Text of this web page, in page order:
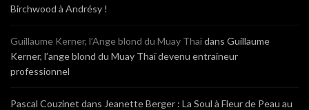
Birchwood à Andrésy !
Guillaume Kerner, l’Ange blond du Muay Thaïdans Guillaume
Kerner, l’ange blond du Muay Thaï devenu entraineur
professionnel
Pascal Couzinet dans Jeanette Berger : La Soul à Fleur de Peau au